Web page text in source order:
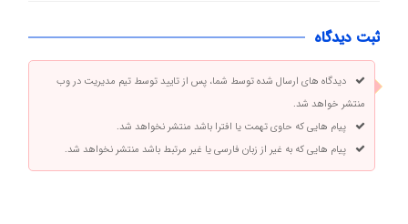
ثبت دیدگاه
دیدگاه های ارسال شده توسط شما، پس از تایید توسط تیم مدیریت در وب
منتشر خواهد شد.
پیام هایی که حاوی تهمت یا افترا باشد منتشر نخواهد شد.
پیام هایی که به غیر از زبان فارسی یا غیر مرتبط باشد منتشر نخواهد شد.